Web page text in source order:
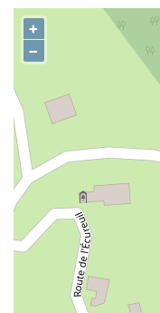
+
−